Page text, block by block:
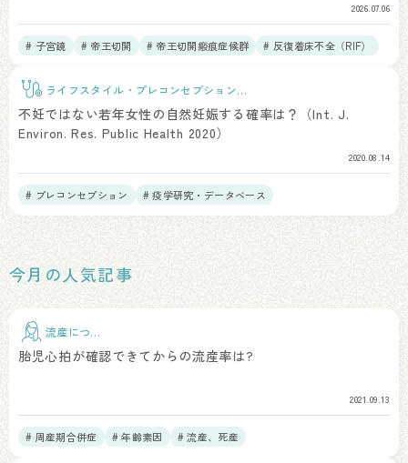
2026.07.06
# 子宮鏡 # 帝王切開 # 帝王切開瘢痕症候群
# 反復着床不全（RIF）
ライフスタイル・プレコンセプションケ
不妊ではない若年女性の自然妊娠する確率は？（Int. J.
Environ. Res. Public Health 2020）
2020.08.14
# プレコンセプション # 疫学研究・データベース
今月の人気記事
流産につい
胎児心拍が確認できてからの流産率は?
2021.09.13
# 周産期合併症 # 年齢素因 # 流産、死産